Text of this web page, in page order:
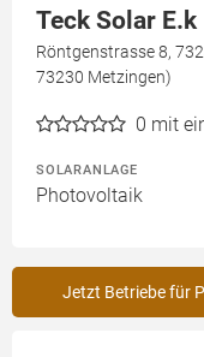
Teck Solar E.k
Röntgenstrasse 8,
73230 Metzingen)
0 mit
SOLARANLAGE
Photovoltaik
Jetzt Betriebe für